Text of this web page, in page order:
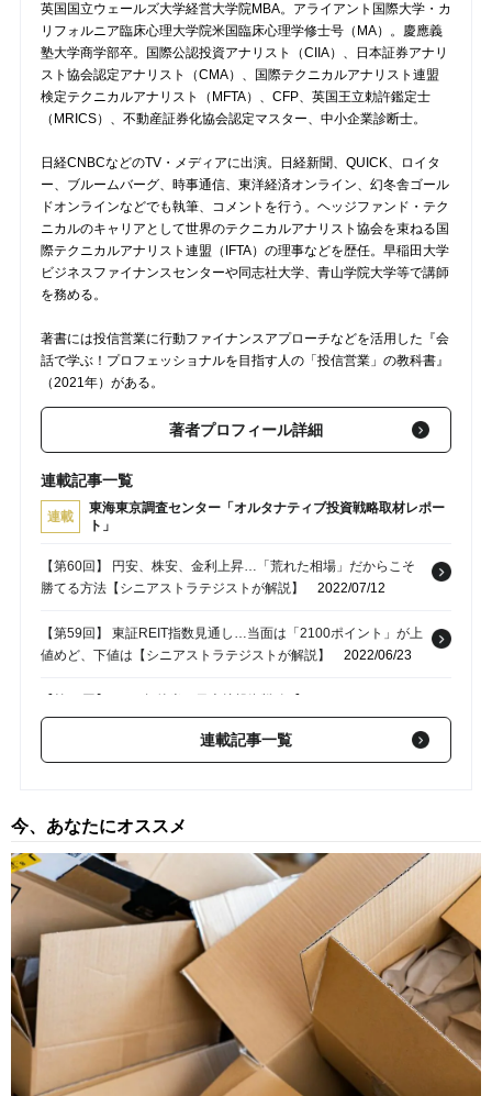
英国国立ウェールズ大学経営大学院MBA。アライアント国際大学・カ
リフォルニア臨床心理大学院米国臨床心理学修士号（MA）。慶應義
塾大学商学部卒。国際公認投資アナリスト（CIIA）、日本証券アナリ
スト協会認定アナリスト（CMA）、国際テクニカルアナリスト連盟
検定テクニカルアナリスト（MFTA）、CFP、英国王立勅許鑑定士
（MRICS）、不動産証券化協会認定マスター、中小企業診断士。
日経CNBCなどのTV・メディアに出演。日経新聞、QUICK、ロイタ
ー、ブルームバーグ、時事通信、東洋経済オンライン、幻冬舎ゴール
ドオンラインなどでも執筆、コメントを行う。ヘッジファンド・テク
ニカルのキャリアとして世界のテクニカルアナリスト協会を束ねる国
際テクニカルアナリスト連盟（IFTA）の理事などを歴任。早稲田大学
ビジネスファイナンスセンターや同志社大学、青山学院大学等で講師
を務める。
著書には投信営業に行動ファイナンスアプローチなどを活用した『会
話で学ぶ！プロフェッショナルを目指す人の「投信営業」の教科書』
（2021年）がある。
著者プロフィール詳細
連載記事一覧
連載
東海東京調査センター「オルタナティブ投資戦略取材レポー
ト」
【第60回】 円安、株安、金利上昇…「荒れた相場」だからこそ
勝てる方法【シニアストラテジストが解説】
2022/07/12
【第59回】 東証REIT指数見通し…当面は「2100ポイント」が上
値めど、下値は【シニアストラテジストが解説】
2022/06/23
トが解説】2022/06/11
【第57回】 4～5月のリート動向…ホテル特化型リートが引き続
【第56回】 シニアストラテジストが「相場調整時のESG投資戦
略」を解説2022/05/18
連載記事一覧
今、あなたにオススメ